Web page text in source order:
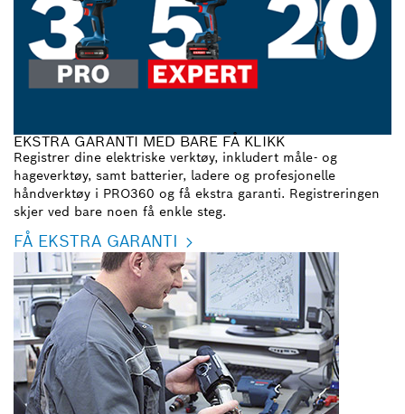
EKSTRA GARANTI MED BARE FÅ KLIKK
Registrer dine elektriske verktøy, inkludert måle- og
hageverktøy, samt batterier, ladere og profesjonelle
håndverktøy i PRO360 og få ekstra garanti. Registreringen
skjer ved bare noen få enkle steg.
FÅ EKSTRA GARANTI